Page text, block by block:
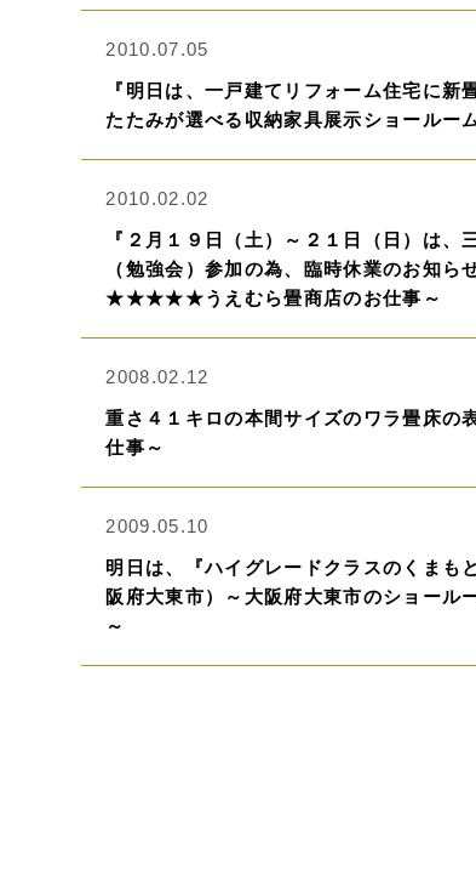
2010.07.05
『明日は、一戸建てリフォーム住宅に
たたみが選べる収納家具展示ショール
2010.02.02
『２月１９日（土）～２１日（日）は
（勉強会）参加の為、臨時休業のお知
★★★★★うえむら畳商店のお仕事～
2008.02.12
重さ４１キロの本間サイズのワラ畳床
仕事～
2009.05.10
明日は、『ハイグレードクラスのくまも
阪府大東市）～大阪府大東市のショー
～